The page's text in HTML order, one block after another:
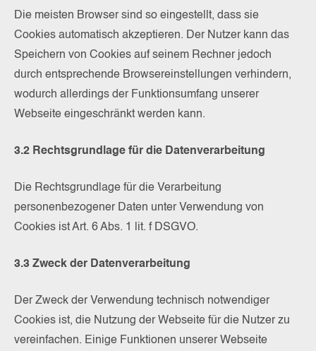
Die meisten Browser sind so eingestellt, dass sie
Cookies automatisch akzeptieren. Der Nutzer kann das
Speichern von Cookies auf seinem Rechner jedoch
durch entsprechende Browsereinstellungen verhindern,
wodurch allerdings der Funktionsumfang unserer
Webseite eingeschränkt werden kann.
3.2 Rechtsgrundlage für die Datenverarbeitung
Die Rechtsgrundlage für die Verarbeitung
personenbezogener Daten unter Verwendung von
Cookies ist Art. 6 Abs. 1 lit. f DSGVO.
3.3 Zweck der Datenverarbeitung
Der Zweck der Verwendung technisch notwendiger
Cookies ist, die Nutzung der Webseite für die Nutzer zu
vereinfachen. Einige Funktionen unserer Webseite